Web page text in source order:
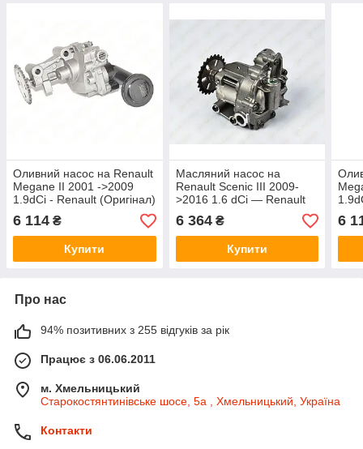
Оливний насос на Renault
Megane II 2001 ->2009
1.9dCi - Renault (Оригінал)
6 114 ₴
Купити
Масляний насос на
Renault Scenic III 2009-
>2016 1.6 dCi — Renault
(Оригінал) - 150001650R
6 364₴
Купити
6
Про нас
94% позитивних з 255 відгуків за рік
Працює з 06.06.2011
м. Хмельницький
Старокостянтинівське шосе, 5а , Хмельницький, Україна
Контакти